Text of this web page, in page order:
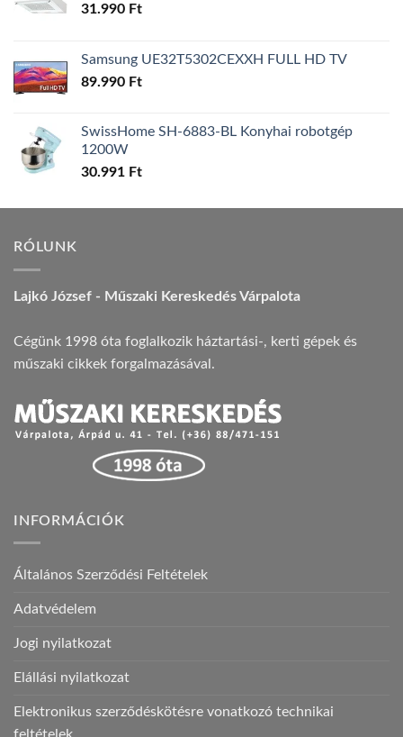
31.990 Ft
Samsung UE32T5302CEXXH FULL HD TV
89.990 Ft
SwissHome SH-6883-BL Konyhai robotgép
1200W
30.991 Ft
RÓLUNK
Lajkó József - Műszaki Kereskedés Várpalota
Cégünk 1998 óta foglalkozik háztartási-, kerti gépek és
műszaki cikkek forgalmazásával.
INFORMÁCIÓK
Általános Szerződési Feltételek
Adatvédelem
Jogi nyilatkozat
Elállási nyilatkozat
Elektronikus szerződéskötésre vonatkozó technikai